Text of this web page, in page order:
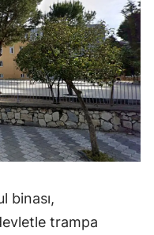
binası,
trampa